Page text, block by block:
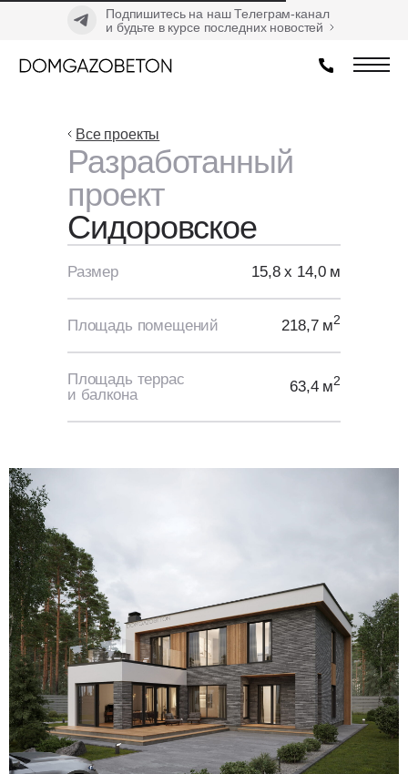
Подпишитесь на наш Телеграм-канал
и будьте в курсе последних новостей
Все проекты
Разработанный
проект
Сидоровское
Размер 15,8 х 14,0 м
Площадь помещений 218,7 м2
Площадь террас
и балкона
63,4 м2